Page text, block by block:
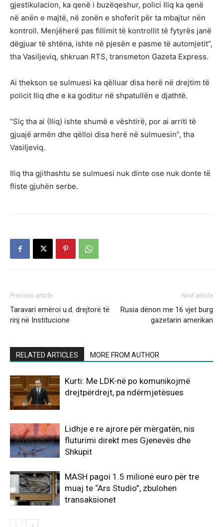
gjestikulacion, ka qenë i buzëqeshur, polici Iliq ka qenë
në anën e majtë, në zonën e shoferit për ta mbajtur nën
kontroll. Menjëherë pas fillimit të kontrollit të fytyrës janë
dëgjuar të shtëna, ishte në pjesën e pasme të automjetit”,
tha Vasiljeviq, shkruan RTS, transmeton Gazeta Express.
Ai thekson se sulmuesi ka qëlluar disa herë në drejtim të
policit Iliq dhe e ka goditur në shpatullën e djathtë.
“Siç tha ai (Iliq) ishte shumë e vështirë, por ai arriti të
gjuajë armën dhe qëlloi disa herë në sulmuesin”, tha
Vasiljeviq.
Iliq tha gjithashtu se sulmuesi nuk dinte ose nuk donte të
fliste gjuhën serbe.
Previous article
Taravari emëroi u.d. drejtorë të
rinj në Institucione
Next article
Rusia dënon me 16 vjet burg
gazetarin amerikan
RELATED ARTICLES MORE FROM AUTHOR
Kurti: Me LDK-në po komunikojmë
drejtpërdrejt, pa ndërmjetësues
Lidhje e re ajrore për mërgatën, nis
fluturimi direkt mes Gjenevës dhe
Shkupit
MASH pagoi 1.5 milionë euro për tre
muaj te “Ars Studio”, zbulohen
transaksionet